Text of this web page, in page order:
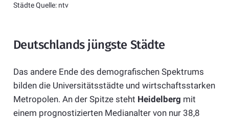
Städte Quelle: ntv
Deutschlands jüngste Städte
Das andere Ende des demografischen Spektrums
bilden die Universitätsstädte und wirtschaftsstarken
Metropolen. An der Spitze steht Heidelberg mit
einem prognostizierten Medianalter von nur 38,8